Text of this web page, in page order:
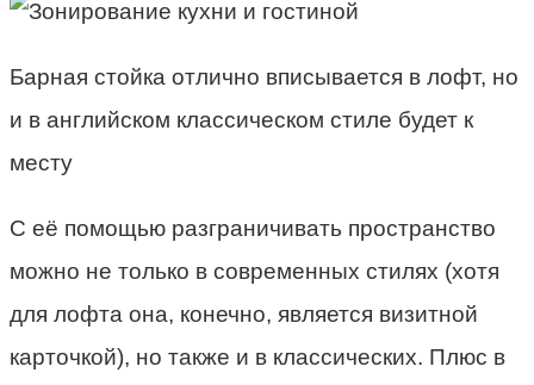
Барная стойка отлично вписывается в лофт, но
и в английском классическом стиле будет к
месту
С её помощью разграничивать пространство
можно не только в современных стилях (хотя
для лофта она, конечно, является визитной
карточкой), но также и в классических. Плюс в